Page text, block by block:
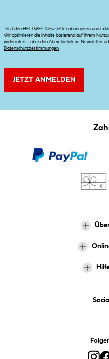
Jetzt den HELLWEG Newsletter abonnieren und
Wir optimieren die Inhalte basierend auf Ihrem
widerrufen – über den Abmeldelink im Newsletter
Datenschutzbestimmungen.
JETZT ANMELDEN